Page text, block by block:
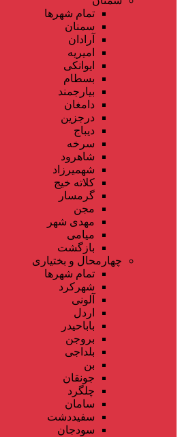
تمام شهر‌ها
سمنان
آرادان
امیریه
ایوانکی
بسطام
بیارجمند
دامغان
درجزین
دیباج
سرخه
شاهرود
شهمیرزاد
کلاته خیج
گرمسار
مجن
مهدی شهر
میامی
بازگشت
چهارمحال و بختیاری
تمام شهر‌ها
شهرکرد
آلونی
اردل
باباحیدر
بروجن
بلداجی
بن
جونقان
چلگرد
سامان
سفیددشت
سودجان